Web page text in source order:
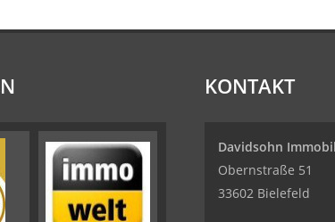
KONTAKT
Davidsohn
Obernstraße 51
33602 Bielefeld